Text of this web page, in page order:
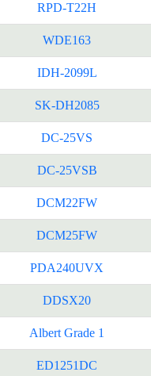
RPD-T22H
WDE163
IDH-2099L
SK-DH2085
DC-25VS
DC-25VSB
DCM22FW
DCM25FW
PDA240UVX
DDSX20
Albert Grade 1
ED1251DC